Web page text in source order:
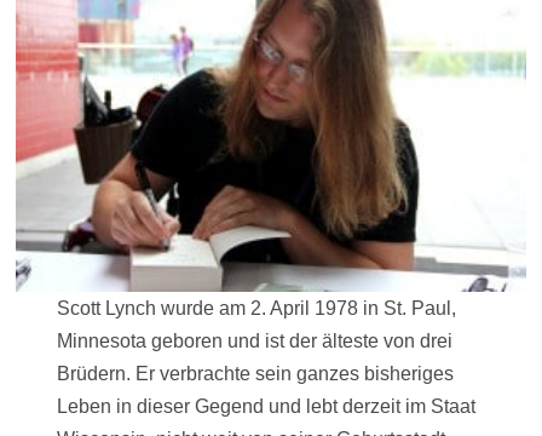
Scott Lynch wurde am 2. April 1978 in St. Paul,
Minnesota geboren und ist der älteste von drei
Brüdern. Er verbrachte sein ganzes bisheriges
Leben in dieser Gegend und lebt derzeit im Staat